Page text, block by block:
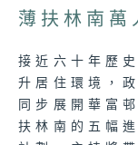
薄扶林南萬
接近六十年歷
升居住環境，
同步展開華富
扶林南的五幅